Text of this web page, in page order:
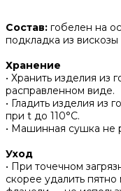
Состав: гобелен на
подкладка из вискозы
Хранение
• Хранить изделия из
расправленном виде.
• ‌Гладить изделия из
при t до 110°С.
• ‌Машинная сушка не
Уход
• При точечном
скорее удалить